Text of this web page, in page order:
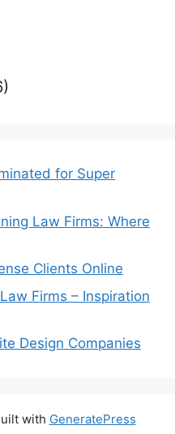
for Super
Law Firms: Where
Clients Online
Firms – Inspiration
Design Companies
with GeneratePress